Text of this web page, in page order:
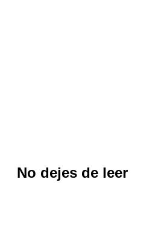
No dejes de leer